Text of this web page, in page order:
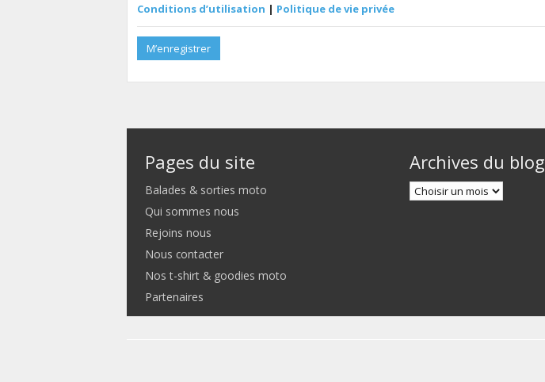
Conditions d’utilisation | Politique de vie privée
M’enregistrer
Pages du site
Balades & sorties moto
Qui sommes nous
Rejoins nous
Nous contacter
Nos t-shirt & goodies moto
Partenaires
Archives du blog